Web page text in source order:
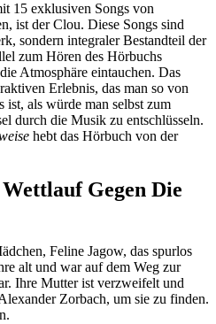
15 exklusiven Songs von
ist der Clou. Diese Songs sind
sondern integraler Bestandteil der
zum Hören des Hörbuchs
Atmosphäre eintauchen. Das
Erlebnis, das man so von
ist, als würde man selbst zum
durch die Musik zu entschlüsseln.
hebt das Hörbuch von der
Gegen Die
Feline Jagow, das spurlos
alt und war auf dem Weg zur
Ihre Mutter ist verzweifelt und
Zorbach, um sie zu finden.